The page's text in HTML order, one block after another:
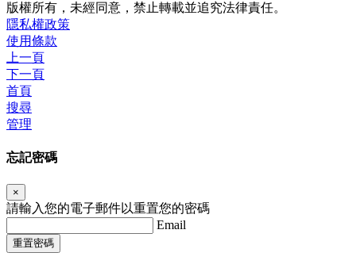
版權所有，未經同意，禁止轉載並追究法律責任。
隱私權政策
使用條款
上一頁
下一頁
首頁
搜尋
管理
忘記密碼
×
請輸入您的電子郵件以重置您的密碼
Email
重置密碼